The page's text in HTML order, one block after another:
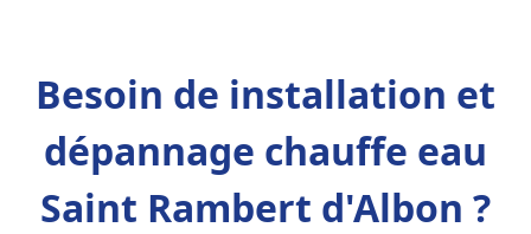
Besoin de installation et
dépannage chauffe eau
Saint Rambert d'Albon ?